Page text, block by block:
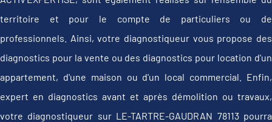
territoire et pour le compte de particuliers ou de
professionnels. Ainsi, votre diagnostiqueur vous propose des
diagnostics pour la vente ou des diagnostics pour location d'un
appartement, d'une maison ou d'un local commercial. Enfin,
expert en diagnostics avant et après démolition ou travaux,
votre diagnostiqueur sur LE-TARTRE-GAUDRAN 78113 pourra